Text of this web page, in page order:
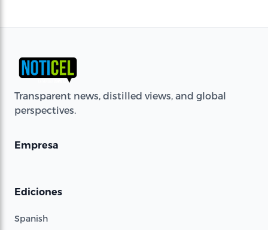
Transparent news, distilled views, and global
perspectives.
Empresa
Ediciones
Spanish